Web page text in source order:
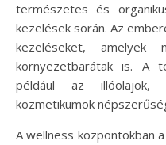
természetes és
kezelések során. Az
kezeléseket, amelyek
környezetbarátak is. A
például az illóolajok,
kozmetikumok
A wellness központokban